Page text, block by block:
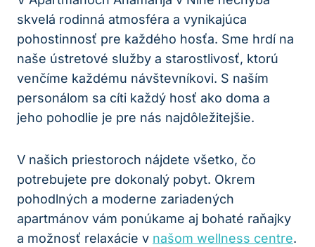
skvelá rodinná atmosféra a vynikajúca
pohostinnosť pre každého hosťa. Sme hrdí na
naše ústretové služby a starostlivosť, ktorú
venčíme každému návštevníkovi. S naším
personálom sa cíti každý hosť ako doma a
jeho pohodlie je pre nás najdôležitejšie.
V našich priestoroch nájdete všetko, čo
potrebujete pre dokonalý pobyt. Okrem
pohodlných a moderne zariadených
apartmánov vám ponúkame aj bohaté raňajky
a možnosť relaxácie v našom wellness centre.